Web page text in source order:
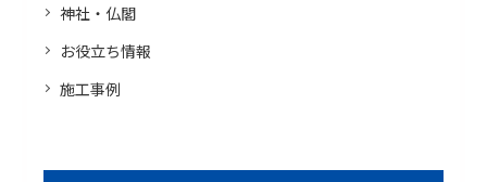
神社・仏閣
お役立ち情報
施工事例